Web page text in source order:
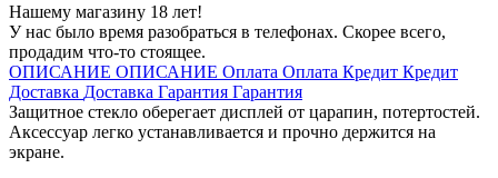
Нашему магазину 18 лет!
У нас было время разобраться в телефонах. Скорее всего,
продадим что-то стоящее.
ОПИСАНИЕ ОПИСАНИЕ Оплата Оплата Кредит Кредит
Доставка Доставка Гарантия Гарантия
Защитное стекло оберегает дисплей от царапин, потертостей.
Аксессуар легко устанавливается и прочно держится на
экране.